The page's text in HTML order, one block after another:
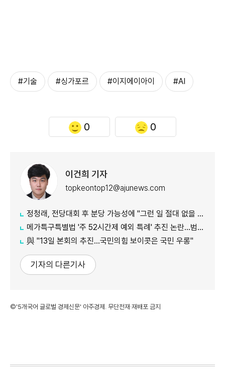
#기술 #싱가포르 #이지에이아이 #AI
0 0
이건희 기자
topkeontop12@ajunews.com
정청래, 전당대회 후 분당 가능성에 "그런 일 절대 없을 것"
메가특구특별법 '주 52시간제 예외 특례' 추진 논란…범여권서도 반발
​​​​​​​與 "13일 본회의 추진…국민의힘 보이콧은 국민 우롱"
기자의 다른기사
©'5개국어 글로벌 경제신문' 아주경제. 무단전재·재배포 금지